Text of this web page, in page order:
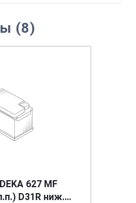
(8)
627 MF
D31R ниж.